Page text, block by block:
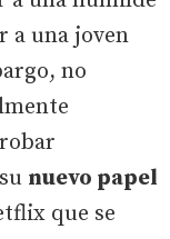
a una joven
no
nuevo papel
que se